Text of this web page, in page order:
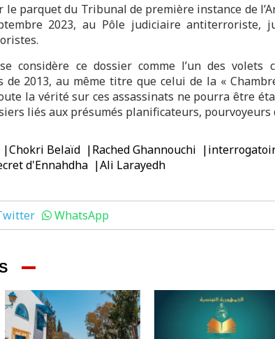
parquet du Tribunal de première instance de
2023, au Pôle judiciaire antiterroriste,
considère ce dossier comme l’un des volets
de 2013, au même titre que celui de la «
la vérité sur ces assassinats ne pourra être
liés aux présumés planificateurs, pourvoyeurs
Chokri Belaïd Rached Ghannouchi
d'Ennahdha
Ali Larayedh
WhatsApp